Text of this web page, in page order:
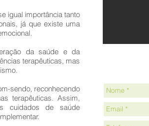
igual importância tanto
já que existe uma
da saúde e da
terapêuticas, mas
sendo, reconhecendo
terapêuticas. Assim,
cuidados de saúde